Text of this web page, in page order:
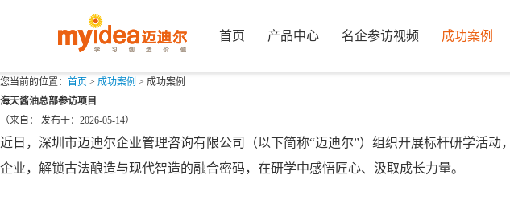
首页 产品中心 名企参访视频 成功案例
您当前的位置： 首页 > 成功案例 > 成功案例
海天酱油总部参访项目
（来自： 发布于：2026-05-14）
近日，深圳市迈迪尔企业管理咨询有限公司（以下简称“迈迪尔”）组织开展标杆研学活
企业，解锁古法酿造与现代智造的融合密码，在研学中感悟匠心、汲取成长力量。